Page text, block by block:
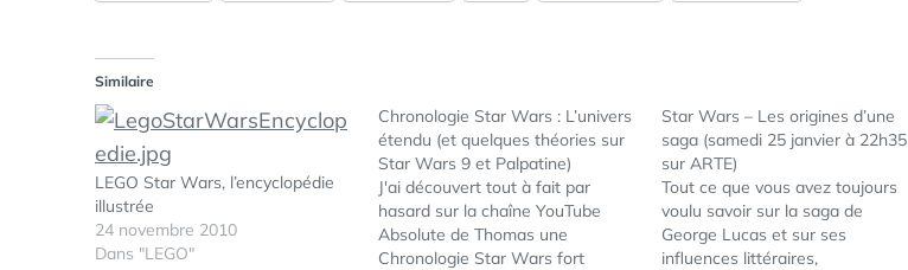
Similaire
LEGO Star Wars, l’encyclopédie
illustrée
24 novembre 2010
Dans "LEGO"
Chronologie Star Wars : L’univers
étendu (et quelques théories sur
Star Wars 9 et Palpatine)
J'ai découvert tout à fait par
hasard sur la chaîne YouTube
Absolute de Thomas une
Chronologie Star Wars fort
Star Wars – Les origines d’une
saga (samedi 25 janvier à 22h35
sur ARTE)
Tout ce que vous avez toujours
voulu savoir sur la saga de
George Lucas et sur ses
influences littéraires,